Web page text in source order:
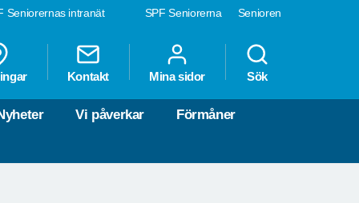
SPF Seniorerna Senioren
Seniorernas intranät
Kontakt Mina sidor Sök
Vi påverkar Förmåner